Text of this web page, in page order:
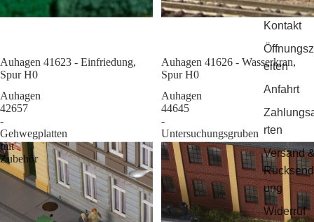
Kontakt
Öffnungsz
eiten
Anfahrt
rten
Versand
Rücksend
ung
Widerruf
Auhagen 41623 - Einfriedung,
Spur H0
Sale
Auhagen 41626 - Wasserkran,
Spur H0
Auhagen
42657
-
Gehwegplatten
mit
Zubehör
Auhagen
44645
-
Untersuchungsgruben